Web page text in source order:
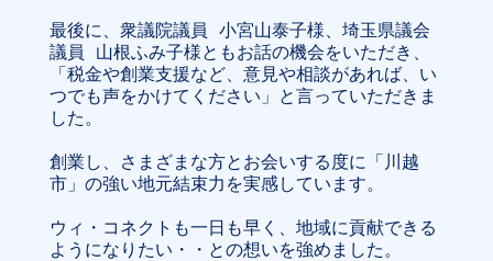
最後に、衆議院議員 小宮山泰子様、埼玉県議会
議員 山根ふみ子様ともお話の機会をいただき、
「税金や創業支援など、意見や相談があれば、い
つでも声をかけてください」と言っていただきま
した。
創業し、さまざまな方とお会いする度に「川越
市」の強い地元結束力を実感しています。
ウィ・コネクトも一日も早く、地域に貢献できる
ようになりたい・・との想いを強めました。